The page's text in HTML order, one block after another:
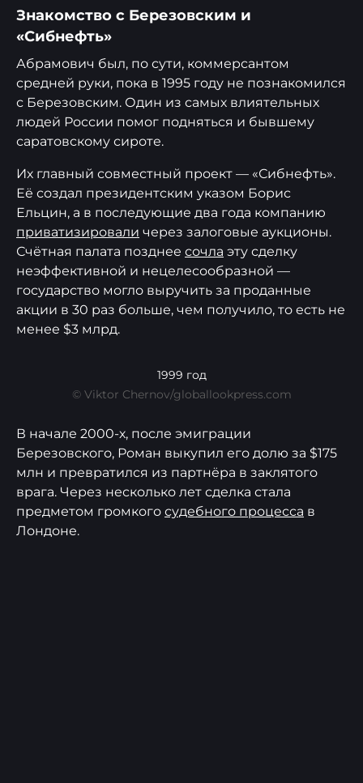
Знакомство с Березовским и
«Сибнефть»
Абрамович был, по сути, коммерсантом
средней руки, пока в 1995 году не познакомился
с Березовским. Один из самых влиятельных
людей России помог подняться и бывшему
саратовскому сироте.
Их главный совместный проект — «Сибнефть».
Её создал президентским указом Борис
Ельцин, а в последующие два года компанию
приватизировали через залоговые аукционы.
Счётная палата позднее сочла эту сделку
неэффективной и нецелесообразной —
государство могло выручить за проданные
акции в 30 раз больше, чем получило, то есть не
менее $3 млрд.
1999 год
© Viktor Chernov/globallookpress.com
В начале 2000-х, после эмиграции
Березовского, Роман выкупил его долю за $175
млн и превратился из партнёра в заклятого
врага. Через несколько лет сделка стала
предметом громкого судебного процесса в
Лондоне.